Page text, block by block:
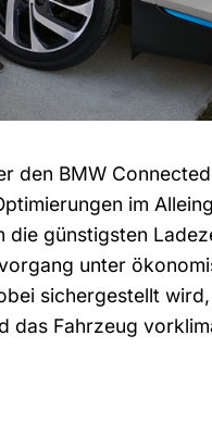
den BMW
im
günstigsten
unter
sichergestellt
das Fahrzeug